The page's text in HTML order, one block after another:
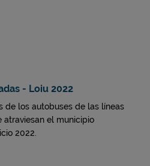
- Loiu 2022
de los autobuses de las líneas
atraviesan el municipio
2022.